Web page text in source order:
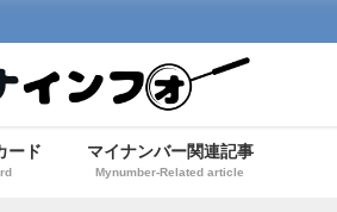
ード マイナンバー関連記事
Mynumber-Related article